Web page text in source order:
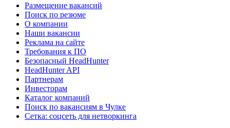
Размещение вакансий
Поиск по резюме
О компании
Наши вакансии
Реклама на сайте
Требования к ПО
Безопасный HeadHunter
HeadHunter API
Партнерам
Инвесторам
Каталог компаний
Поиск по вакансиям в Чулке
Сетка: соцсеть для нетворкинга